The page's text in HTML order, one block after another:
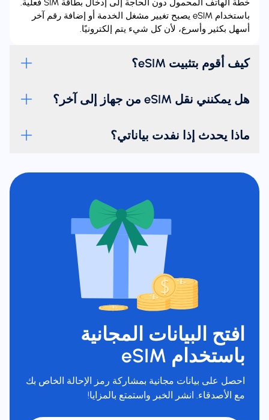
خطة الهاتف المحمول دون الحاجة إلى إدخال بطاقة SIM فعلية.
باستخدام eSIM يصبح تغيير مشغل الخدمة أو إضافة رقم آخر
أسهل بكثير وأسرع، لأن كل شيء يتم إلكترونيًا.
كيف أقوم بتثبيت eSIM؟
هل يمكنني نقل eSIM من جهاز إلى آخر؟
ماذا يحدث إذا نفدت بياناتي؟
افتح البيانات المجانية
باستخدام eSIM
احصل على بيانات مجانية بمشاركة رمز الإحالة الخاص بك
مع الأصدقاء. انشر الخبر واستمتع بالمزايا!